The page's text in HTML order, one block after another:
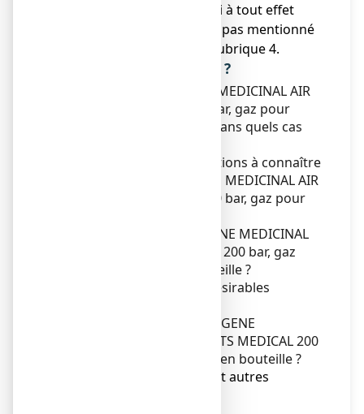
ère. Ceci s’applique aussi à tout effet
indésirable qui ne serait pas mentionné
dans cette notice. Voir rubrique 4.
Que contient cette notice ?
1. Qu'est-ce que OXYGENE MEDICINAL AIR
PRODUCTS MEDICAL 200 bar, gaz pour
inhalation, en bouteille et dans quels cas
2. Quelles sont les informations à connaître
avant d'utiliser OXYGENE MEDICINAL AIR
PRODUCTS MEDICAL 200 bar, gaz pour
3. Comment utiliser OXYGENE MEDICINAL
AIR PRODUCTS MEDICAL 200 bar, gaz
pour inhalation, en bouteille ?
4. Quels sont les effets indésirables
5. Comment conserver OXYGENE
MEDICINAL AIR PRODUCTS MEDICAL 200
bar, gaz pour inhalation, en bouteille ?
6. Contenu de l’emballage et autres